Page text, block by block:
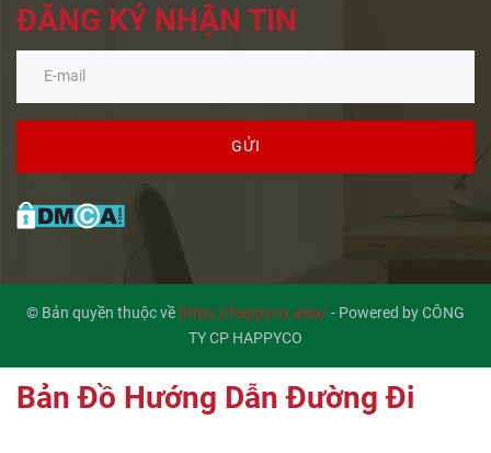
ĐĂNG KÝ NHẬN TIN
GỬI
© Bản quyền thuộc về https://happyco.asia/- Powered by CÔNG
TY CP HAPPYCO
Bản Đồ Hướng Dẫn Đường Đi